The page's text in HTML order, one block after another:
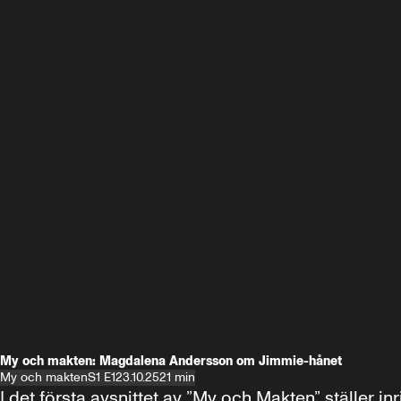
My och makten: Magdalena Andersson om Jimmie-hånet
My och maktenS1 E123.10.2521 min